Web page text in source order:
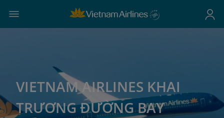
VIETNAM AIRLINES KHAI
TRƯƠNG ĐƯỜNG BAY